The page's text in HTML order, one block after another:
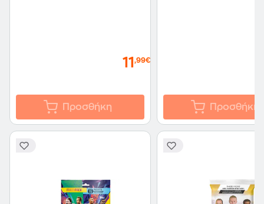
11 ,99€
Προσθήκη Προσθήκη